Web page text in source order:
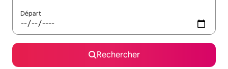
Départ
Rechercher